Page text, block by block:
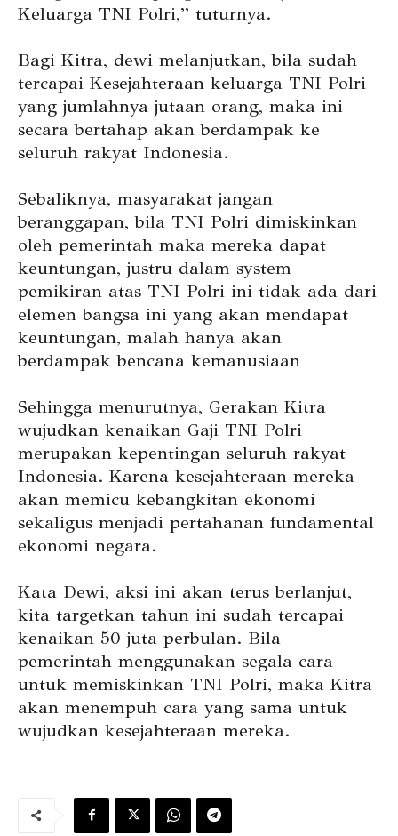
Keluarga TNI Polri,” tuturnya.
Bagi Kitra, dewi melanjutkan, bila sudah
tercapai Kesejahteraan keluarga TNI Polri
yang jumlahnya jutaan orang, maka ini
secara bertahap akan berdampak ke
seluruh rakyat Indonesia.
Sebaliknya, masyarakat jangan
beranggapan, bila TNI Polri dimiskinkan
oleh pemerintah maka mereka dapat
keuntungan, justru dalam system
pemikiran atas TNI Polri ini tidak ada dari
elemen bangsa ini yang akan mendapat
keuntungan, malah hanya akan
berdampak bencana kemanusiaan
Sehingga menurutnya, Gerakan Kitra
wujudkan kenaikan Gaji TNI Polri
merupakan kepentingan seluruh rakyat
Indonesia. Karena kesejahteraan mereka
akan memicu kebangkitan ekonomi
sekaligus menjadi pertahanan fundamental
ekonomi negara.
Kata Dewi, aksi ini akan terus berlanjut,
kita targetkan tahun ini sudah tercapai
kenaikan 50 juta perbulan. Bila
pemerintah menggunakan segala cara
untuk memiskinkan TNI Polri, maka Kitra
akan menempuh cara yang sama untuk
wujudkan kesejahteraan mereka.